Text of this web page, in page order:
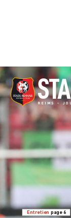
Entretien page 6
REIMS -
ST